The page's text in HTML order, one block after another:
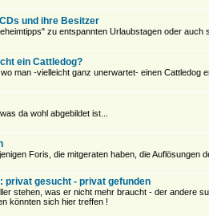
und ihre Besitzer
zu entspannten Urlaubstagen oder auch
ein Cattledog?
man -vielleicht ganz unerwartet- einen Cattledog
da wohl abgebildet ist...
Foris, die mitgeraten haben, die Auflösungen
privat gesucht - privat gefunden
stehen, was er nicht mehr braucht - der andere
könnten sich hier treffen !